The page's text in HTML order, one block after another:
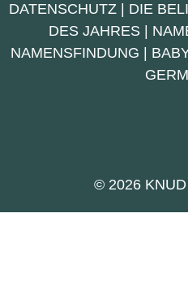
DATENSCHUTZ
DIE
DES JAHRES
NAMENSFINDUNG
© 2026